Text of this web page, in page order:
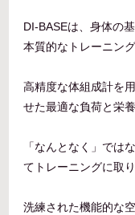
DI-BASEは、身体の
本質的なトレーニン
高精度な体組成計を
せた最適な負荷と栄
「なんとなく」では
てトレーニングに取
洗練された機能的な